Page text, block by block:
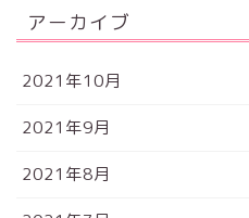
アーカイブ
2021年10月
2021年9月
2021年8月